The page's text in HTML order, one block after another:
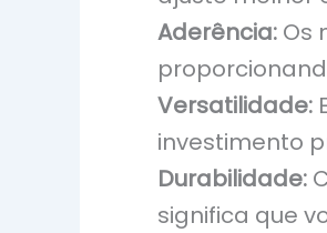
Aderência: Os
Versatilidade:
investimento
Durabilidade:
significa que